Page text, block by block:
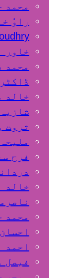
محمد
راوٗ
خاور
محمد
خالد
ثروت
فرح
خالد
محمد
احمد
فیصل